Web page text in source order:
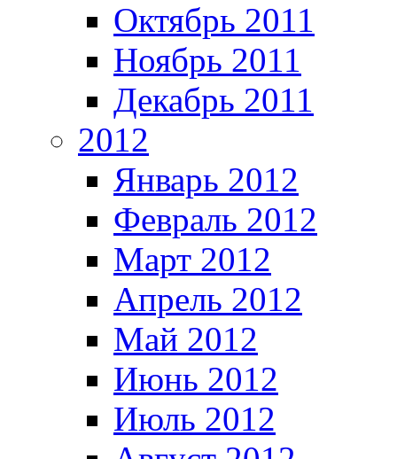
Октябрь 2011
Ноябрь 2011
Декабрь 2011
2012
Январь 2012
Февраль 2012
Март 2012
Апрель 2012
Май 2012
Июнь 2012
Июль 2012